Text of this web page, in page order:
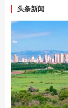
头条新闻